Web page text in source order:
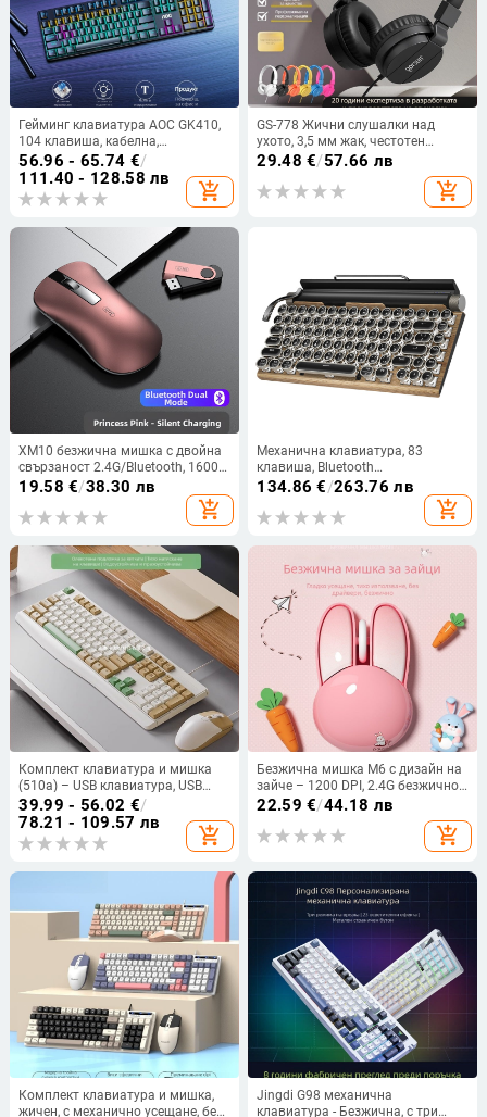
Гейминг клавиатура AOC GK410,
104 клавиша, кабелна,
механични превключватели,
метален корпус, подсветка
56.96 - 65.74 €/
111.40 - 128.58 лв
add_shopping_cart
GS-778 Жични слушалки над
ухото, 3,5 мм жак, честотен
диапазон 20-2000 Hz, кабел 1,2 м,
29.48 €/57.66 лв
add_shopping_cart
XM10 безжична мишка с двойна
свързаност 2.4G/Bluetooth, 1600
DPI, USB интерфейс, 4 бутона,
19.58 €/38.30 лв
add_shopping_cart
Механична клавиатура, 83
клавиша, Bluetooth
двойномодален режим, hot-
134.86 €/263.76 лв
add_shopping_cart
Комплект клавиатура и мишка
(510a) – USB клавиатура, USB
мишка, съвместим с настолен
компютър и лаптоп.
39.99 - 56.02 €/
78.21 - 109.57 лв
add_shopping_cart
Безжична мишка M6 с дизайн на
зайче – 1200 DPI, 2.4G безжично,
обхват 10 м
22.59 €/44.18 лв
add_shopping_cart
Комплект клавиатура и мишка,
жичен, с механично усещане, без
Jingdi G98 механична
клавиатура - Безжична, с три